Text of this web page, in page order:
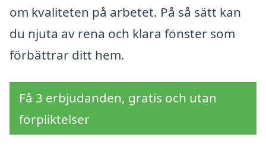
om kvaliteten på arbetet. På så sätt kan
du njuta av rena och klara fönster som
förbättrar ditt hem.
Få 3 erbjudanden, gratis och utan
förpliktelser